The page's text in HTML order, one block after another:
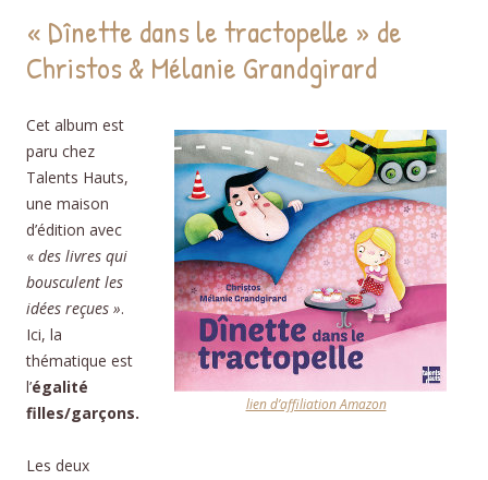
« Dînette dans le tractopelle » de
Christos & Mélanie Grandgirard
lien d’affiliation Amazon
Cet album est
paru chez
Talents Hauts,
une maison
d’édition avec
« des livres qui
bousculent les
idées reçues ».
Ici, la
thématique est
l’égalité
filles/garçons.
Les deux